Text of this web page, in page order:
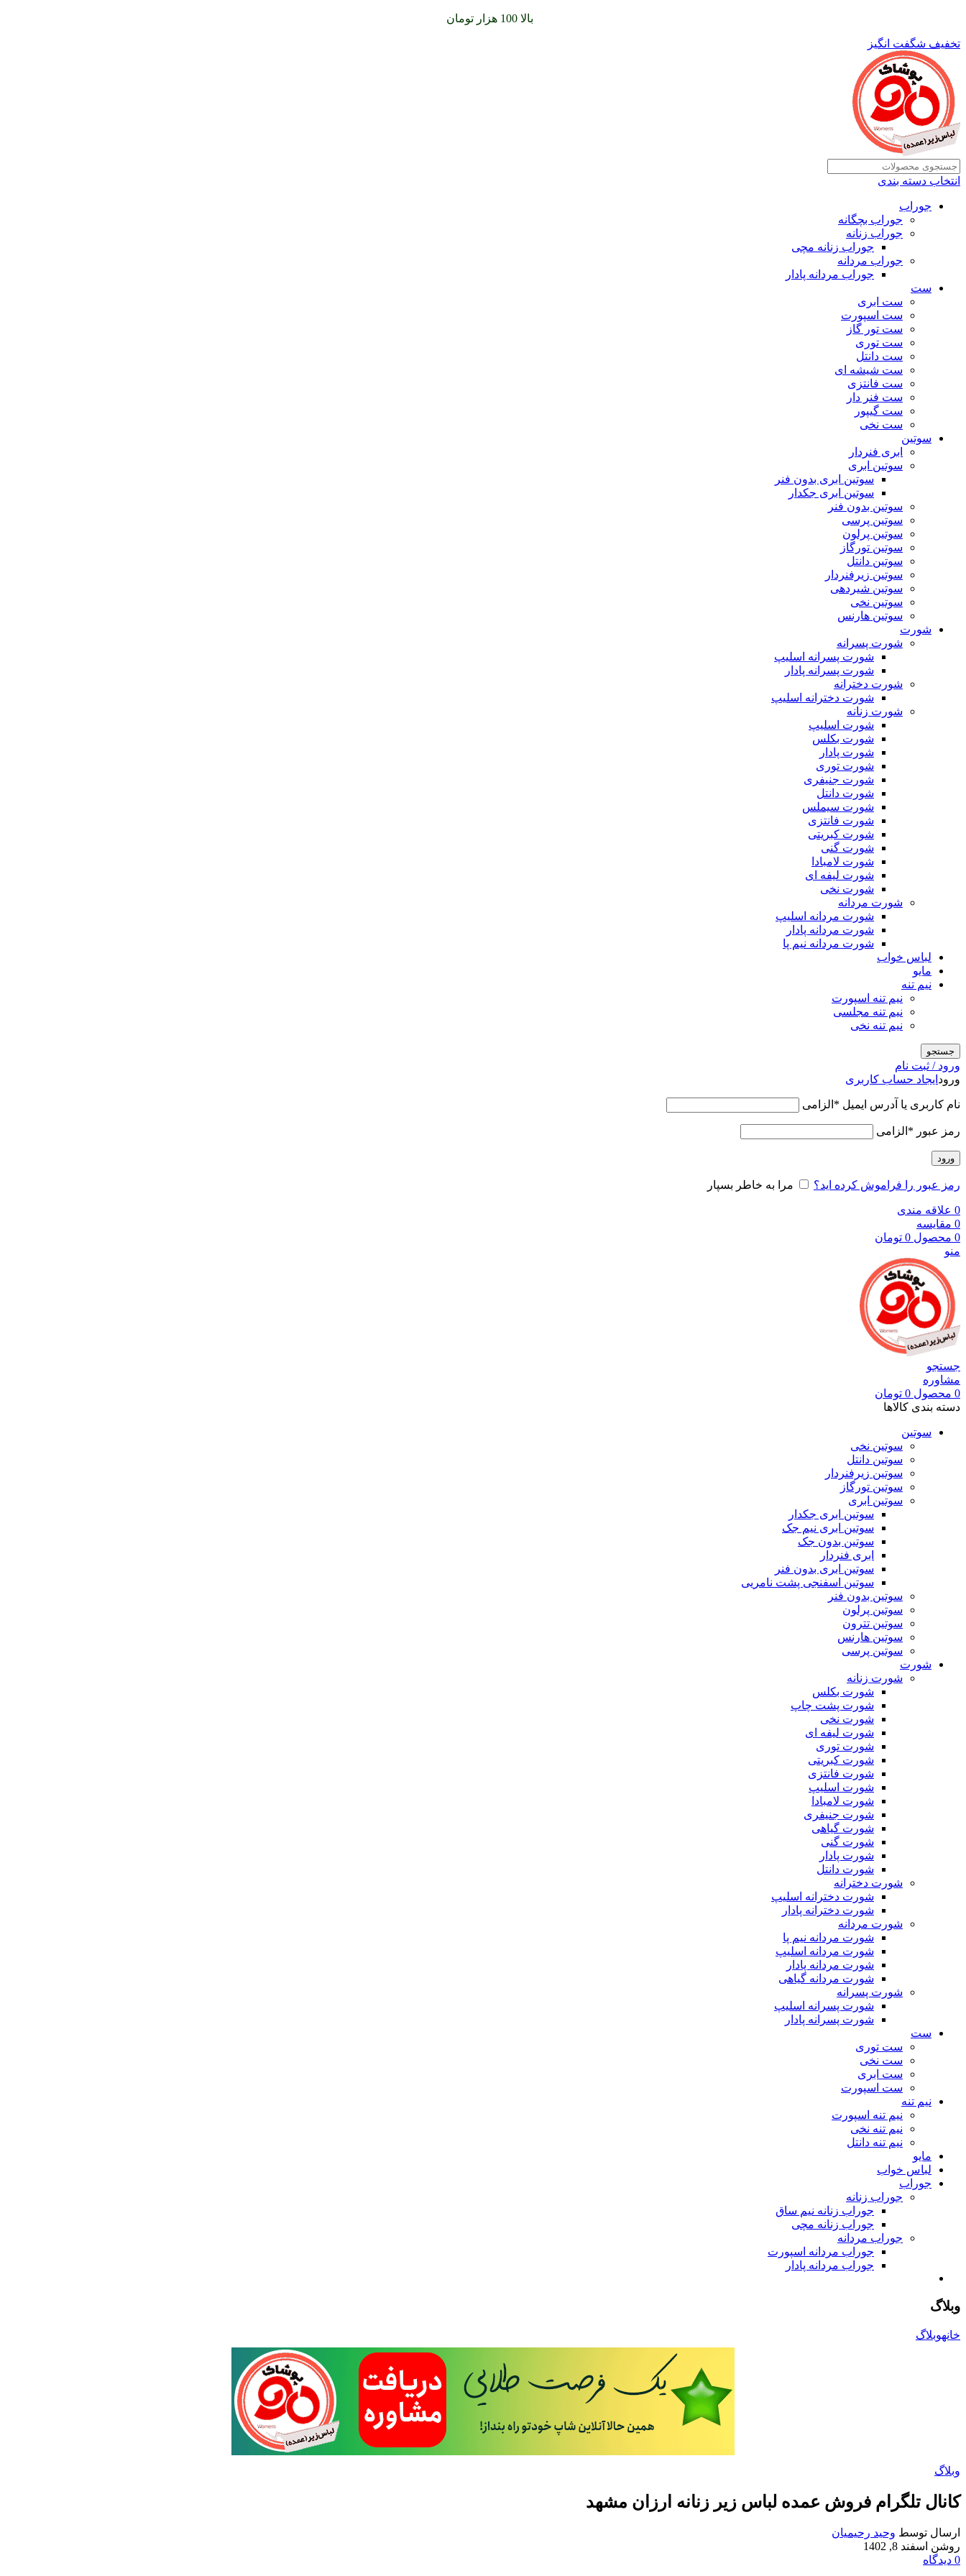
بالا 100 هزار تومان
تخفیف شگفت انگیز
انتخاب دسته بندی
جوراب
جوراب بچگانه
جوراب زنانه
جوراب زنانه مچی
جوراب مردانه
جوراب مردانه پادار
ست
ست ابری
ست اسپورت
ست تور گاز
ست توری
ست دانتل
ست شیشه ای
ست فانتزی
ست فنر دار
ست گیپور
ست نخی
سوتین
ابری فنردار
سوتین ابری
سوتین ابری بدون فنر
سوتین ابری جکدار
سوتین بدون فنر
سوتین پرسی
سوتین پرلون
سوتین تورگاز
سوتین دانتل
سوتین زیرفنردار
سوتین شیردهی
سوتین نخی
سوتین هارنس
شورت
شورت پسرانه
شورت پسرانه اسلیپ
شورت پسرانه پادار
شورت دخترانه
شورت دخترانه اسلیپ
شورت زنانه
شورت اسلیپ
شورت بکلس
شورت پادار
شورت توری
شورت جنیفری
شورت دانتل
شورت سیملس
شورت فانتزی
شورت کبریتی
شورت گنی
شورت لامبادا
شورت لیفه ای
شورت نخی
شورت مردانه
شورت مردانه اسلیپ
شورت مردانه پادار
شورت مردانه نیم پا
لباس خواب
مایو
نیم تنه
نیم تنه اسپورت
نیم تنه مجلسی
نیم تنه نخی
جستجو
ورود / ثبت نام
ورود ایجاد حساب کاربری
نام کاربری یا آدرس ایمیل * الزامی
رمز عبور * الزامی
ورود
رمز عبور را فراموش کرده اید؟ مرا به خاطر بسپار
0 علاقه مندی
0 مقایسه
0 محصول 0 تومان
منو
جستجو
مشاوره
0 محصول 0 تومان
دسته بندی کالاها
سوتین
سوتین نخی
سوتین دانتل
سوتین زیرفنردار
سوتین تورگاز
سوتین ابری
سوتین ابری جکدار
سوتین ابری نیم جک
سوتین بدون جک
ابری فنردار
سوتین ابری بدون فنر
سوتین اسفنجی پشت نامریی
سوتین بدون فنر
سوتین پرلون
سوتین تترون
سوتین هارنس
سوتین پرسی
شورت
شورت زنانه
شورت بکلس
شورت پشت چاپ
شورت نخی
شورت لیفه ای
شورت توری
شورت کبریتی
شورت فانتزی
شورت اسلیپ
شورت لامبادا
شورت جنیفری
شورت گیاهی
شورت گنی
شورت پادار
شورت دانتل
شورت دخترانه
شورت دخترانه اسلیپ
شورت دخترانه پادار
شورت مردانه
شورت مردانه نیم پا
شورت مردانه اسلیپ
شورت مردانه پادار
شورت مردانه گیاهی
شورت پسرانه
شورت پسرانه اسلیپ
شورت پسرانه پادار
ست
ست توری
ست نخی
ست ابری
ست اسپورت
نیم تنه
نیم تنه اسپورت
نیم تنه نخی
نیم تنه دانتل
مایو
لباس خواب
جوراب
جوراب زنانه
جوراب زنانه نیم ساق
جوراب زنانه مچی
جوراب مردانه
جوراب مردانه اسپورت
جوراب مردانه پادار
وبلاگ
خانهوبلاگ
وبلاگ
کانال تلگرام فروش عمده لباس زير زنانه ارزان مشهد
ارسال توسط وحید رحیمیان
روشن اسفند 8, 1402
0 دیدگاه